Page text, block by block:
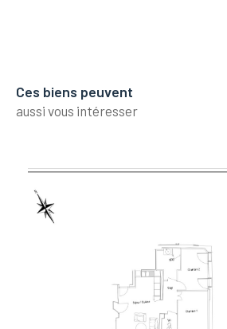
Ces biens peuvent
aussi vous intéresser